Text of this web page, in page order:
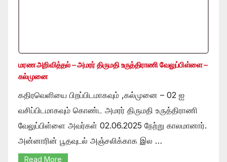
மரண அறிவித்தல் – அமரர் திருமதி உருத்திராணி வேலுப்பிள்ளை –
கல்முனை
கதிரவெளியை பிறப்பிடமாகவும் ,கல்முனை – 02 ஐ
வசிப்பிடமாகவும் கொண்ட அமரர் திருமதி உருத்திராணி
வேலுப்பிள்ளை அவர்கள் 02.06.2025 நேற்று காலமானார்.
அன்னாரின் பூதவுடல் அஞ்சலிக்காக இல …
Read More